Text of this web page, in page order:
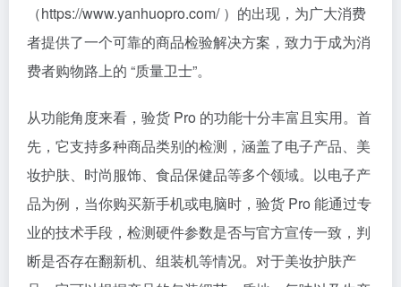
（https://www.yanhuopro.com/ ）的出现，为广大消费
者提供了一个可靠的商品检验解决方案，致力于成为消
费者购物路上的 “质量卫士”。
从功能角度来看，验货 Pro 的功能十分丰富且实用。首
先，它支持多种商品类别的检测，涵盖了电子产品、美
妆护肤、时尚服饰、食品保健品等多个领域。以电子产
品为例，当你购买新手机或电脑时，验货 Pro 能通过专
业的技术手段，检测硬件参数是否与官方宣传一致，判
断是否存在翻新机、组装机等情况。对于美妆护肤产